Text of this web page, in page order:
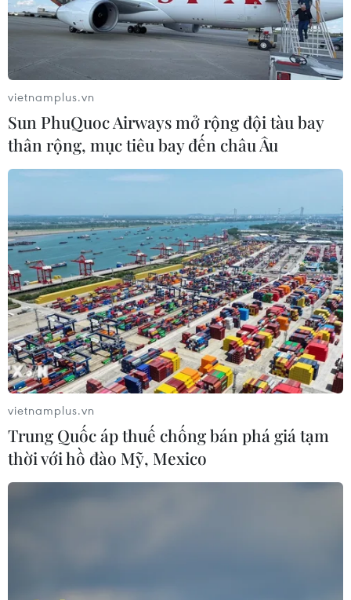
đòi tiền mới cho F0 đi viện
24/03/2022 05:54
Lực lượng chức năng Hải Phòng buộc thôi việc Trạm
trưởng Trạm Y tế lưu động phường Trại Cau sau khi
người này bị tố đòi 1,5 triệu đồng mới cho F0 đi viện.
Đà Nẵng và Hải Phòng tăng cường hợp tác
phát triển kinh tế-xã hội
01/04/2022 14:15
Về du lịch, Đà Nẵng và Hải Phòng sẽ triển khai chương
trình liên kết nhằm hình thành sản phẩm chuyên về du
vietnamplus.vn
Sun PhuQuoc Airways mở rộng đội tàu bay
thân rộng, mục tiêu bay đến châu Âu
vietnamplus.vn
Trung Quốc áp thuế chống bán phá giá tạm
thời với hồ đào Mỹ, Mexico